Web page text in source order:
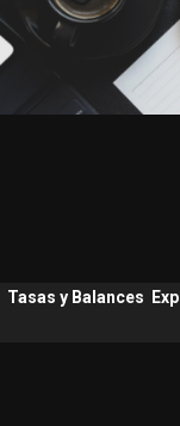
Tasas y Balances